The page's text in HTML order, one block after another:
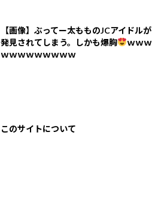
【画像】ぶってー太もものJCアイドルが
発見されてしまう。しかも爆胸
ｗｗｗ
ｗｗｗｗｗｗｗｗｗ
このサイトについて